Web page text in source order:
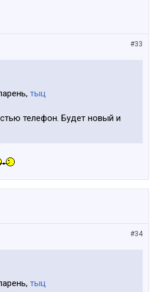
#33
тыц
телефон. Будет новый и
#34
тыц